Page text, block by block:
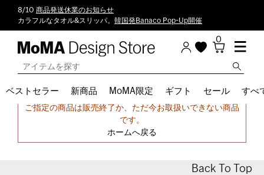
8/10 商品発送休業のお知らせ
カラフルなタオル&スリッパ。 韓国発Banaco Pop-Up開催
0
ベストセラー 新商品 MoMA限定 ギフト セール すべ
申し訳ございません。
ご指定の商品は販売終了か、ただ今お取扱いできない商品
です。
ホームへ戻る
Back To Top